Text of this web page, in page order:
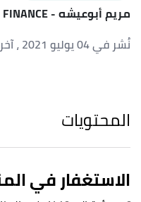
مريم أبوعيشه- ISLAMIC BANKING AND FINANCE
نُشر في 04 يوليو 2021
، آخر
المحتويات
الاستغفار في